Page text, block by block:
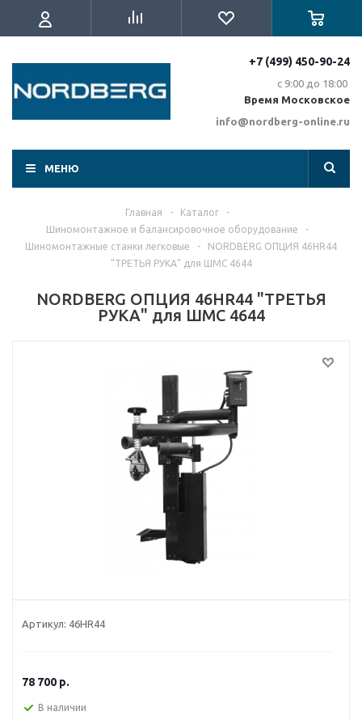
+7 (499) 450-90-24
с 9:00 до 18:00
Время Московское
info@nordberg-online.ru
МЕНЮ
Главная - Каталог
-
Шиномонтажное и балансировочное оборудование
-
Шиномонтажные станки легковые
-
NORDBERG ОПЦИЯ 46HR44
"ТРЕТЬЯ РУКА" для ШМС 4644
NORDBERG ОПЦИЯ 46HR44 "ТРЕТЬЯ
РУКА" для ШМС 4644
Артикул: 46HR44
78 700 р.
В наличии